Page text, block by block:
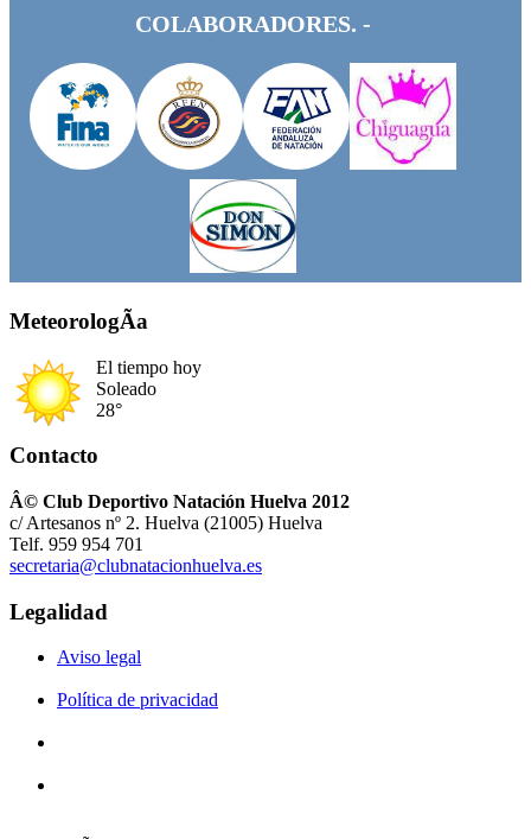
COLABORADORES. -
MeteorologÃ­a
El tiempo hoy
Soleado
28°
Contacto
Â© Club Deportivo Natación Huelva 2012
c/ Artesanos nº 2. Huelva (21005) Huelva
Telf. 959 954 701
secretaria@clubnatacionhuelva.es
Legalidad
Aviso legal
Política de privacidad